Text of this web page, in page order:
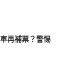
再補票？警惕